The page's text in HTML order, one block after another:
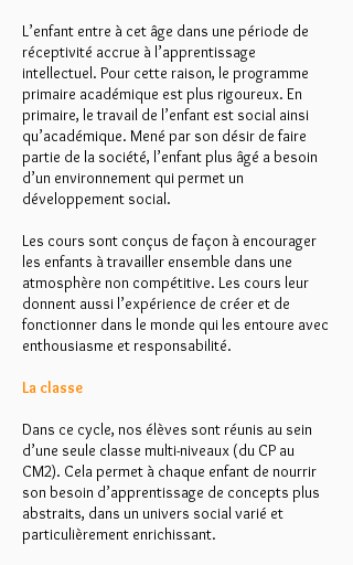
L’enfant entre à cet âge dans une période de
réceptivité accrue à l’apprentissage
intellectuel. Pour cette raison, le programme
primaire académique est plus rigoureux. En
primaire, le travail de l’enfant est social ainsi
qu’académique. Mené par son désir de faire
partie de la société, l’enfant plus âgé a besoin
d’un environnement qui permet un
développement social.
Les cours sont conçus de façon à encourager
les enfants à travailler ensemble dans une
atmosphère non compétitive. Les cours leur
donnent aussi l’expérience de créer et de
fonctionner dans le monde qui les entoure avec
enthousiasme et responsabilité.
La classe
Dans ce cycle, nos élèves sont réunis au sein
d’une seule classe multi-niveaux (du CP au
CM2). Cela permet à chaque enfant de nourrir
son besoin d’apprentissage de concepts plus
abstraits, dans un univers social varié et
particulièrement enrichissant.